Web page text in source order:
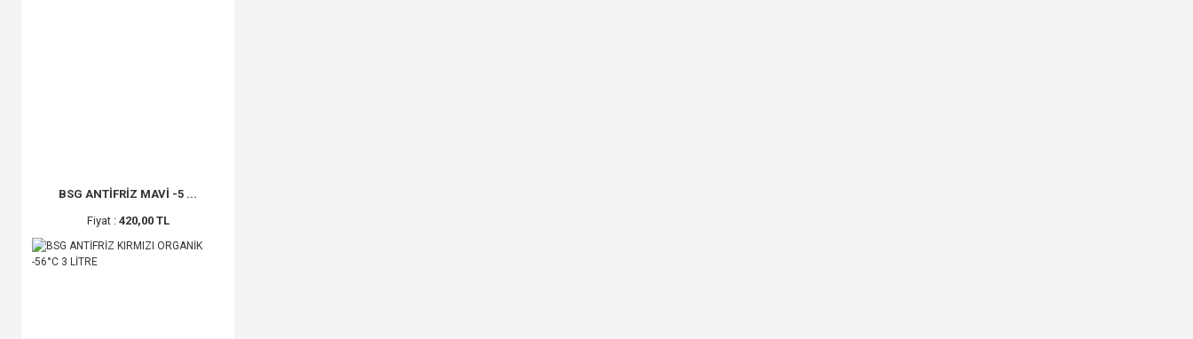
BSG ANTİFRİZ MAVİ -5 ...
Fiyat : 420,00 TL